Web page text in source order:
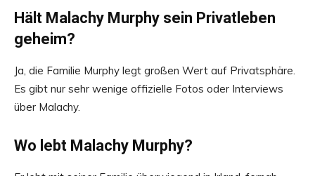
Hält Malachy Murphy sein Privatleben
geheim?
Ja, die Familie Murphy legt großen Wert auf Privatsphäre.
Es gibt nur sehr wenige offizielle Fotos oder Interviews
über Malachy.
Wo lebt Malachy Murphy?